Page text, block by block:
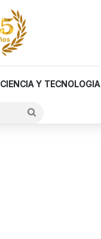
CIENCIA Y TECNOLOGIA